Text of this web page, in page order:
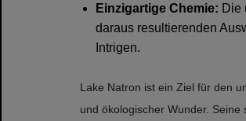
Einzigartige Chemie: Die
daraus resultierenden
Intrigen.
Lake Natron ist ein Ziel für den
und ökologischer Wunder.